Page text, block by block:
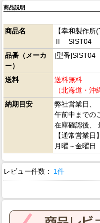
商品説明
商品名
【幸和製作
Ⅱ SIST04
品番（メーカ
ー）
[型番]SIST04
送料
送料無料
（北海道・沖
納期目安
弊社営業日、
午前中までの
在庫確認後、
【通常営業日】
月曜～金曜日
レビュー件数： 1件